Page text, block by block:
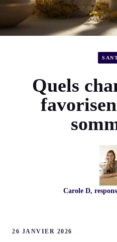
Quels
Carole D,
26 JANVIER 2026